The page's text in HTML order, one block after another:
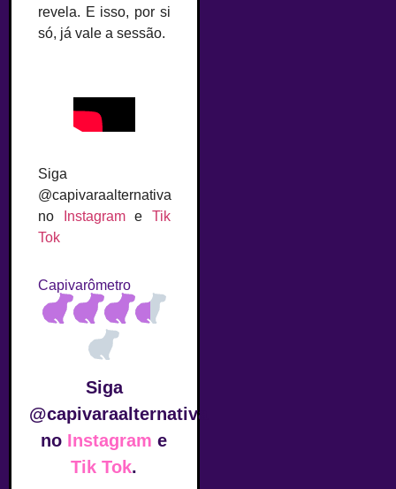
revela. E isso, por si
só, já vale a sessão.
Siga
@capivaraalternativa
no
Instagrame Tik
Tok
Capivarômetro
Siga
@capivaraalternativa
no Instagram e
Tik Tok.